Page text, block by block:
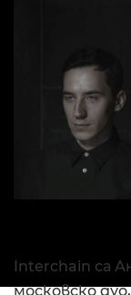
Interchain са
московско